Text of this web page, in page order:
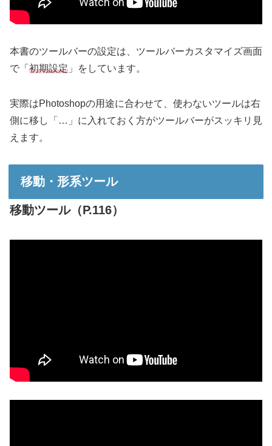
本書のツールバーの設定は、ツールバーカスタマイズ画面
で「 初期設定 」をしています。
実際はPhotoshopの用途に合わせて、使わないツールは右
側に移し「…」に入れておく方がツールバーがスッキリ見
えます。
移動・形系ツール
移動ツール（P.116）